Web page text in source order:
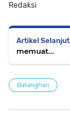
Redaksi
Artikel
memuat...
Batanghari